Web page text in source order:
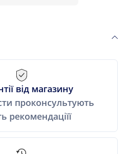
від магазину
проконсультують
рекомендаціїї